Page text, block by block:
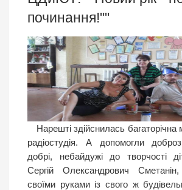
починання!""
Нарешті здійснилась багаторічна
радіостудія. А допомогли
добрі, небайдужі до творчості
Сергій Олександрович
своїми руками із свого ж